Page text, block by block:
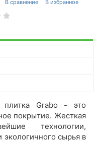
Grabo - это
покрытие. Жесткая
технологии,
экологичного сырья в